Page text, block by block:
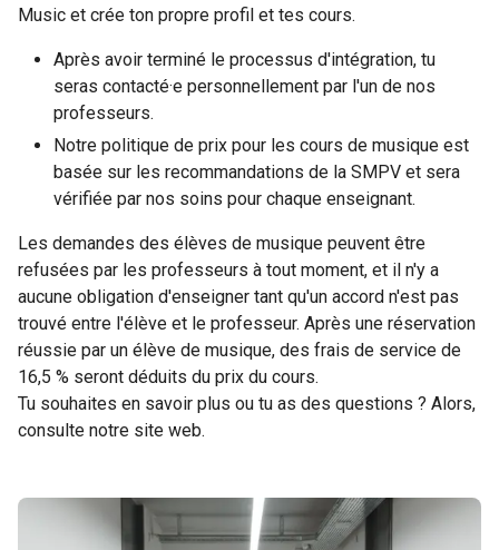
Music et crée ton propre profil et tes cours.
Après avoir terminé le processus d'intégration, tu
seras contacté·e personnellement par l'un de nos
professeurs.
Notre politique de prix pour les cours de musique est
basée sur les recommandations de la SMPV et sera
vérifiée par nos soins pour chaque enseignant.
Les demandes des élèves de musique peuvent être
refusées par les professeurs à tout moment, et il n'y a
aucune obligation d'enseigner tant qu'un accord n'est pas
trouvé entre l'élève et le professeur. Après une réservation
réussie par un élève de musique, des frais de service de
16,5 % seront déduits du prix du cours.
Tu souhaites en savoir plus ou tu as des questions ? Alors,
consulte notre site web.